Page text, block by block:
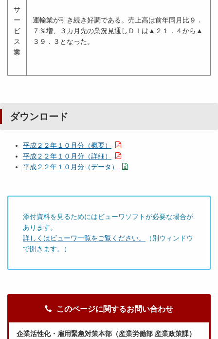
サ
ー
ビ
ス
業
運輸業が引き続き好調である。売上高は前年同月比９．
７％増、３カ月先の業況見通しＤＩは▲２１．４から▲
３９．３となった。
ダウンロード
平成２２年１０月分（概要）
平成２２年１０月分（詳細）
平成２２年１０月分（データ）
添付資料を見るためにはビューワソフトが必要な場合が
あります。
詳しくはビューワ一覧をご覧ください。
（別ウィンドウ
で開きます。）
このページに関するお問い合わせ
企業活性化・雇用緊急対策本部（産業労働部 産業政策課）